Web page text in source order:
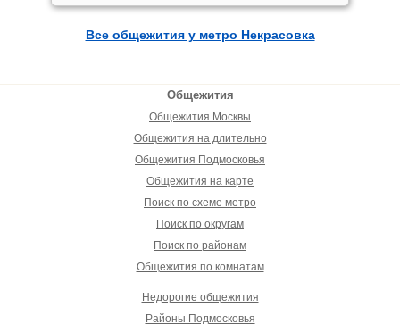
Все общежития у метро Некрасовка
Общежития
Общежития Москвы
Общежития на длительно
Общежития Подмосковья
Общежития на карте
Поиск по схеме метро
Поиск по округам
Поиск по районам
Общежития по комнатам
Недорогие общежития
Районы Подмосковья